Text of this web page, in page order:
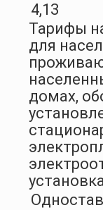
4,13
Тарифы
для
домах,